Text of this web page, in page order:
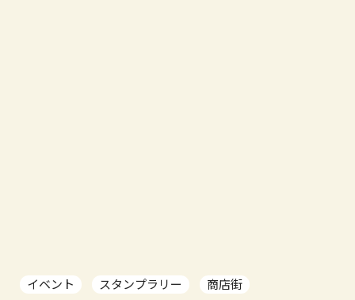
イベント スタンプラリー
商店街